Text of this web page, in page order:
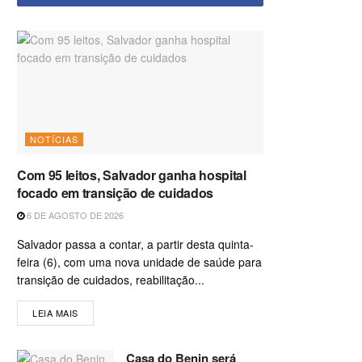
NOTÍCIAS
Com 95 leitos, Salvador ganha hospital
focado em transição de cuidados
6 DE AGOSTO DE 2026
Salvador passa a contar, a partir desta quinta-
feira (6), com uma nova unidade de saúde para
transição de cuidados, reabilitação...
LEIA MAIS
Casa do Benin será